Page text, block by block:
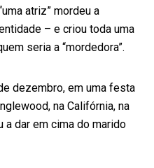
atriz” mordeu a
– e criou toda uma
seria a “mordedora”.
dezembro, em uma festa
na Califórnia, na
a dar em cima do marido